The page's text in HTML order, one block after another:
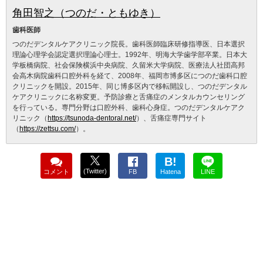
角田智之（つのだ・ともゆき）
歯科医師
つのだデンタルケアクリニック院長。歯科医師臨床研修指導医、日本選択
理論心理学会認定選択理論心理士。1992年、明海大学歯学部卒業。日本大
学板橋病院、社会保険横浜中央病院、久留米大学病院、医療法人社団高邦
会高木病院歯科口腔外科を経て、2008年、福岡市博多区につのだ歯科口腔
クリニックを開設。2015年、同じ博多区内で移転開設し、つのだデンタル
ケアクリニックに名称変更。予防診療と舌痛症のメンタルカウンセリング
を行っている。専門分野は口腔外科、歯科心身症。つのだデンタルケアク
リニック（https://tsunoda-dentoral.net/）、舌痛症専門サイト
（https://zettsu.com/）。
コメント (Twitter) FB
B!
Hatena LINE